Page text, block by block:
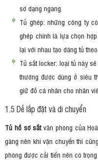
sơ dạng ngang.
Tủ ghép: những công ty
ghép chính là lựa chọn
lại với nhau tạo dáng tủ
Tủ sắt locker: loại tủ này
thường được dùng ở siêu
giữ đồ cá nhân cho nhân
1.5 Dễ lắp đặt và di chuyển
Tủ hồ sơ sắtvăn phòng của
gàng nên khi vận chuyển thì
phòng được cải tiến nên có